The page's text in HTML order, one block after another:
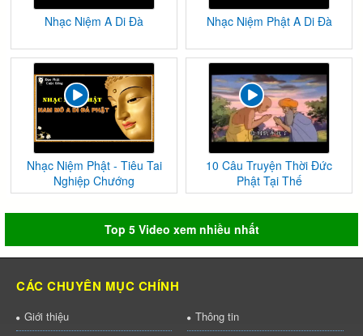
Nhạc Niệm A Di Đà Nhạc Niệm Phật A Di Đà
Nhạc Niệm Phật - Tiêu Tai
Nghiệp Chướng
10 Câu Truyện Thời Đức
Phật Tại Thế
Top 5 Video xem nhiều nhất
CÁC CHUYÊN MỤC CHÍNH
Giới thiệu
Thông tin